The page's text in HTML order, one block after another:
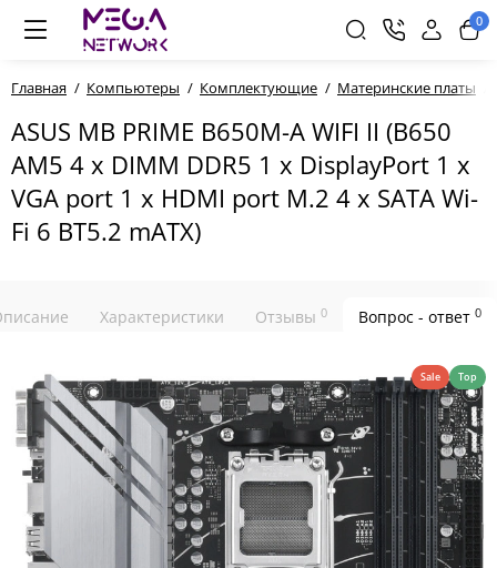
0
Главная Компьютеры Комплектующие Материнские платы
ASUS MB PRIME B650M-A WIFI II (B650
AM5 4 x DIMM DDR5 1 x DisplayPort 1 x
VGA port 1 x HDMI port M.2 4 x SATA Wi-
Fi 6 BT5.2 mATX)
Характеристики Отзывы 0 Вопрос - ответ 0
Sale Top